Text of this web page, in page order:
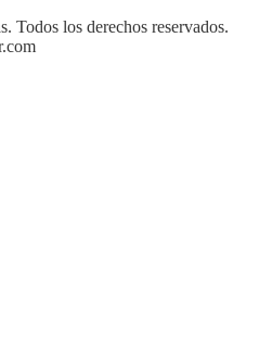
Todos los derechos reservados.